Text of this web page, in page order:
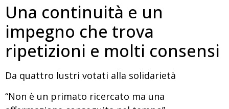
Una continuità e un
impegno che trova
ripetizioni e molti consensi
Da quattro lustri votati alla solidarietà
“Non è un primato ricercato ma una